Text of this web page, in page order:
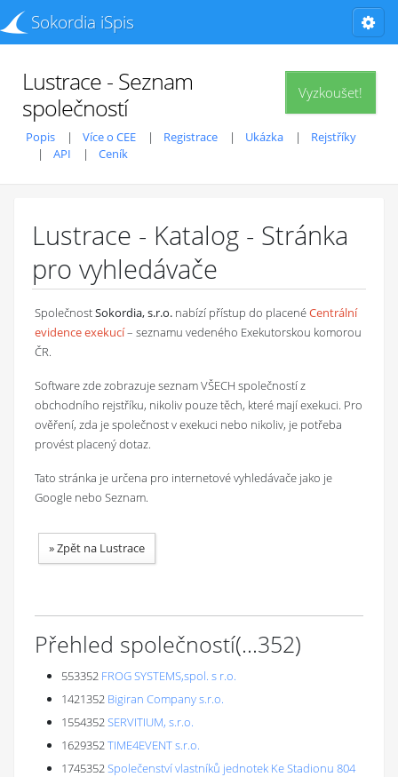
Sokordia iSpis
Vyzkoušet!
Lustrace - Seznam
společností
Popis Více o CEE Registrace Ukázka
Rejstříky
API
Ceník
Lustrace - Katalog - Stránka
pro vyhledávače
SpolečnostSokordia, s.r.o. nabízí přístup do placenéCentrální
evidence exekucí– seznamu vedeného Exekutorskou komorou
ČR.
Software zde zobrazuje seznam VŠECH společností z
obchodního rejstříku, nikoliv pouze těch, které mají exekuci. Pro
ověření, zda je společnost v exekuci nebo nikoliv, je potřeba
provést placený dotaz.
Tato stránka je určena pro internetové vyhledávače jako je
Google nebo Seznam.
»Zpět na Lustrace
Přehled společností(...352)
553352 FROG SYSTEMS,spol. s r.o.
1421352 Bigiran Company s.r.o.
1554352SERVITIUM, s.r.o.
1629352TIME4EVENT s.r.o.
1745352Společenství vlastníků jednotek Ke Stadionu 804